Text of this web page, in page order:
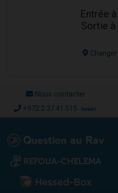
Entrée à
Sortie à
Changer
Nous contacter
+972.2.37.41.515 Israël